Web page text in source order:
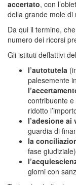
accertato, con
della grande mole di
Da qui il termine,
numero dei ricorsi
Gli istituti deflattivi
l’autotutela
palesemente
contribuente
ridotto
l’adesione ai
guardia di
la
fase giudiziale)
giorni con